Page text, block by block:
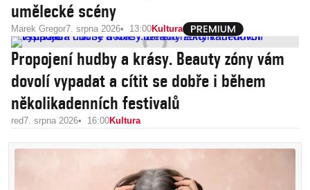
umělecké scény
Marek Gregor7. srpna 2026 13:00Kultura
Propojení hudby a krásy. Beauty zóny vám
dovolí vypadat a cítit se dobře i během
několikadenních festivalů
red7. srpna 2026 16:00Kultura